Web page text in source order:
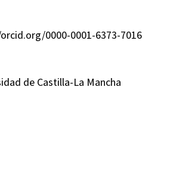
0000-0001-6373-7016
de Castilla-La Mancha